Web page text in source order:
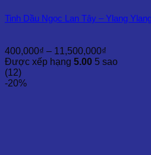
Tinh Dầu Ngọc Lan Tây – Ylang
400,000₫ – 11,500,000₫
giá:
Được xếp hạng 5.00 5 sao
(12)
-20%